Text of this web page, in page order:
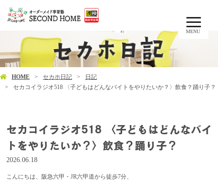
MENU
HOME セカホ日記
日記
セカコイラジオ518 〈子どもはどんなバイトをやりたいか？〉飲食？踊り子？
セカコイラジオ518 〈子どもはどんなバイ
トをやりたいか？〉飲食？踊り子？
2026.06.18
こんにちは、阪急六甲・JR六甲道から徒歩7分、